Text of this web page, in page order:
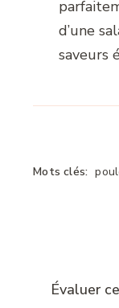
d’une
saveurs
Mots clés:
Évaluer